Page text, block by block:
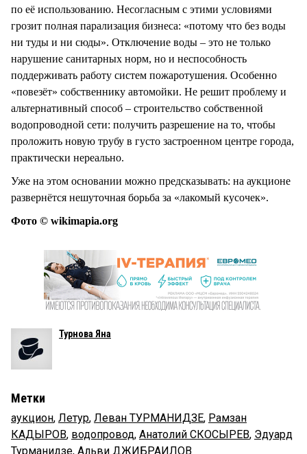
по её использованию. Несогласным с этими условиями
грозит полная парализация бизнеса: «потому что без воды
ни туды и ни сюды». Отключение воды – это не только
нарушение санитарных норм, но и неспособность
поддерживать работу систем пожаротушения. Особенно
«повезёт» собственнику автомойки. Не решит проблему и
альтернативный способ – строительство собственной
водопроводной сети: получить разрешение на то, чтобы
проложить новую трубу в густо застроенном центре города,
практически нереально.
Уже на этом основании можно предсказывать: на аукционе
развернётся нешуточная борьба за «лакомый кусочек».
Фото © wikimapia.org
Турнова Яна
Метки
аукцион, Летур, Леван ТУРМАНИДЗЕ, Рамзан
КАДЫРОВ, водопровод, Анатолий СКОСЫРЕВ, Эдуард
Турманидзе, Альви ДЖИБРАИЛОВ